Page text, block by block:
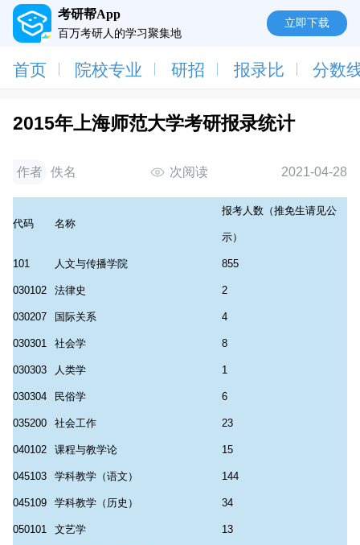
考研帮App
百万考研人的学习聚集地
立即下载
首页 院校专业 研招 报录比 分数
2015年上海师范大学考研报录统计
作者 佚名 次阅读 2021-04-28
代码 名称
报考人数（推免生请见公
示）
101 人文与传播学院 855
030102 法律史 2
030207 国际关系 4
030301 社会学 8
030303 人类学 1
030304 民俗学 6
035200 社会工作 23
040102 课程与教学论 15
045103 学科教学（语文） 144
045109 学科教学（历史） 34
050101 文艺学 13